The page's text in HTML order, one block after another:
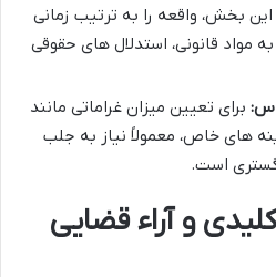
این بخش، واقعه را به ترتیب زمانی
مواد قانونی، استدلال های حقوقی
برای تعیین میزان غراماتی مانند
های خاص، معمولاً نیاز به جلب
است.
و آراء قضایی